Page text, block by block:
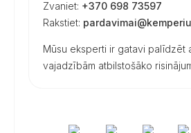
Zvaniet: +370 698 73597
Rakstiet:
Mūsu eksperti ir gatavi palīdzēt
vajadzībām atbilstošāko